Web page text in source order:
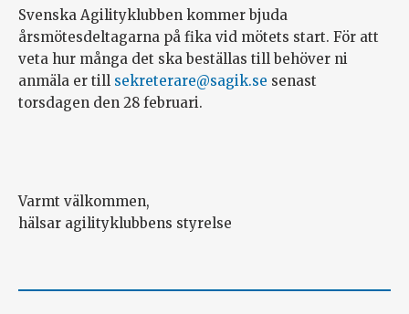
Svenska Agilityklubben kommer bjuda
årsmötesdeltagarna på fika vid mötets start. För att
veta hur många det ska beställas till behöver ni
anmäla er till sekreterare@sagik.se senast
torsdagen den 28 februari.
Varmt välkommen,
hälsar agilityklubbens styrelse